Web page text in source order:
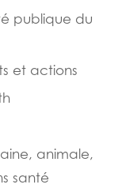
publique du
et actions
animale,
santé